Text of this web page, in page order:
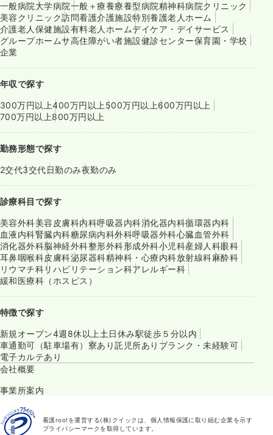
一般病院大学病院一般＋療養療養型病院精神科病院クリニック
美容クリニック訪問看護介護施設特別養護老人ホーム
介護老人保健施設有料老人ホームデイケア・デイサービス
グループホームサ高住障がい者施設健診センター保育園・学校
企業
年収で探す
300万円以上400万円以上 500万円以上600万円以上
700万円以上800万円以上
勤務形態で探す
2交代3交代日勤のみ夜勤のみ
診療科目で探す
美容外科美容皮膚科内科呼吸器内科消化器内科循環器内科
血液内科腎臓内科糖尿病内科外科呼吸器外科心臓血管外科
消化器外科脳神経外科整形外科形成外科小児科産婦人科眼科
耳鼻咽喉科皮膚科泌尿器科精神科・心療内科放射線科麻酔科
リウマチ科リハビリテーション科アレルギー科
緩和医療科（ホスピス）
特徴で探す
新規オープン4週8休以上 土日休み駅徒歩５分以内
車通勤可（駐車場有） 寮あり託児所あり ブランク・未経験可
電子カルテあり
会社概要
事業所案内
看護roo!を運営する(株)クイックは、個人情報保護に取り組む企業を示す
プライバシーマークを取得しています。